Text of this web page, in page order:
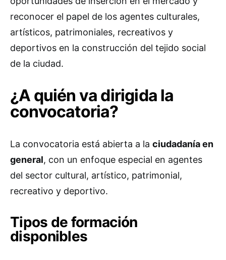
reconocer el papel de los agentes culturales,
artísticos, patrimoniales, recreativos y
deportivos en la construcción del tejido social
de la ciudad.
¿A quién va dirigida la
convocatoria?
La convocatoria está abierta a la ciudadanía en
general, con un enfoque especial en agentes
del sector cultural, artístico, patrimonial,
recreativo y deportivo.
Tipos de formación
disponibles